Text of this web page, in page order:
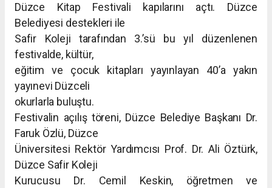
Düzce Kitap Festivali kapılarını açtı. Düzce
Belediyesi destekleri ile
Safir Koleji tarafından 3.’sü bu yıl düzenlenen
festivalde, kültür,
eğitim ve çocuk kitapları yayınlayan 40’a yakın
yayınevi Düzceli
okurlarla buluştu.
Festivalin açılış töreni, Düzce Belediye Başkanı Dr.
Faruk Özlü, Düzce
Üniversitesi Rektör Yardımcısı Prof. Dr. Ali Öztürk,
Düzce Safir Koleji
Kurucusu Dr. Cemil Keskin, öğretmen ve